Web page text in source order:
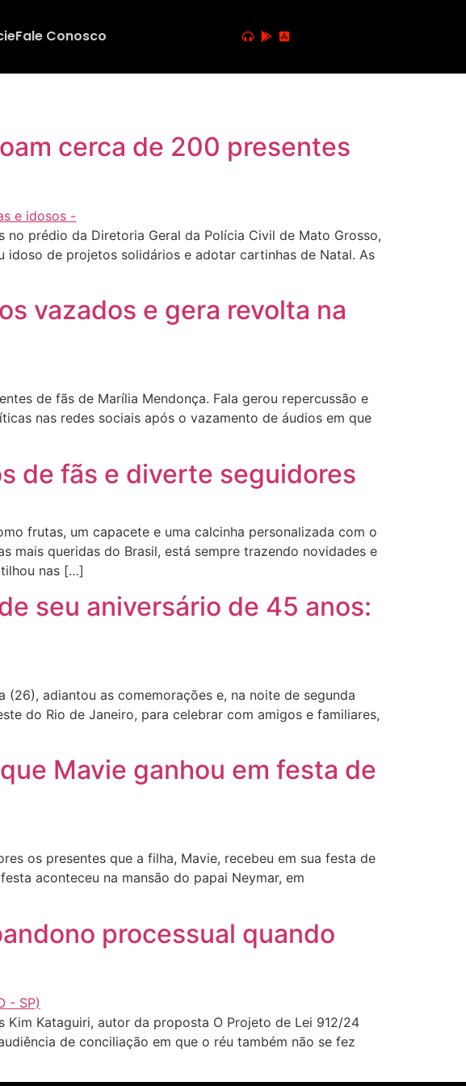
Fale Conosco
cerca de 200 presentes
prédio da Diretoria Geral da Polícia Civil de Mato Grosso,
idoso de projetos solidários e adotar cartinhas de Natal. As
vazados e gera revolta na
de fãs de Marília Mendonça. Fala gerou repercussão e
nas redes sociais após o vazamento de áudios em que
de fãs e diverte seguidores
frutas, um capacete e uma calcinha personalizada com o
mais queridas do Brasil, está sempre trazendo novidades e
nas […]
seu aniversário de 45 anos:
adiantou as comemorações e, na noite de segunda
do Rio de Janeiro, para celebrar com amigos e familiares,
Mavie ganhou em festa de
os presentes que a filha, Mavie, recebeu em sua festa de
aconteceu na mansão do papai Neymar, em
processual quando
Kataguiri, autor da proposta O Projeto de Lei 912/24
de conciliação em que o réu também não se fez